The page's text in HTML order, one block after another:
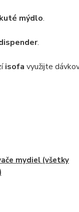
mýdlo.
.
isofa využijte
mydiel (všetky